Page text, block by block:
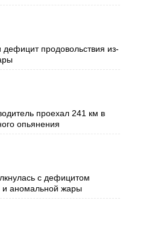
продовольствия из-
проехал 241 км в
опьянения
с дефицитом
и аномальной жары